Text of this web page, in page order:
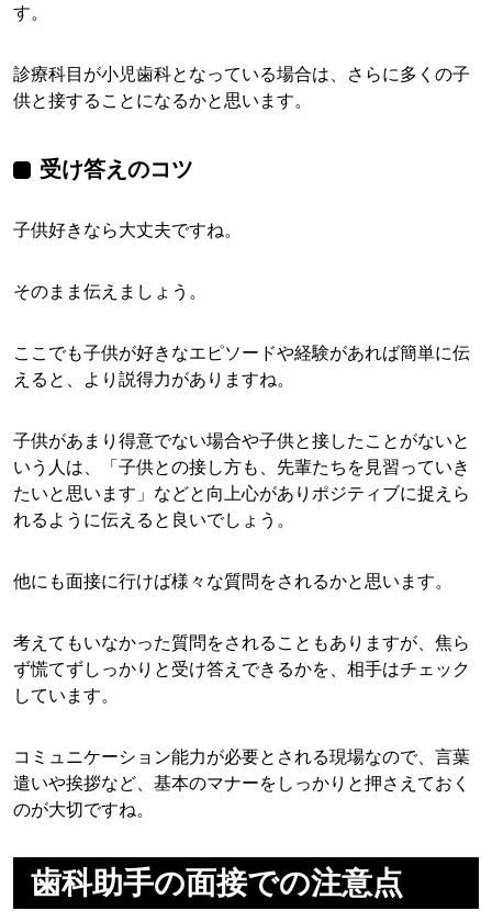
す。
診療科目が小児歯科となっている場合は、さらに多くの子
供と接することになるかと思います。
受け答えのコツ
子供好きなら大丈夫ですね。
そのまま伝えましょう。
ここでも子供が好きなエピソードや経験があれば簡単に伝
えると、より説得力がありますね。
子供があまり得意でない場合や子供と接したことがないと
いう人は、「子供との接し方も、先輩たちを見習っていき
たいと思います」などと向上心がありポジティブに捉えら
れるように伝えると良いでしょう。
他にも面接に行けば様々な質問をされるかと思います。
考えてもいなかった質問をされることもありますが、焦ら
ず慌てずしっかりと受け答えできるかを、相手はチェック
しています。
コミュニケーション能力が必要とされる現場なので、言葉
遣いや挨拶など、基本のマナーをしっかりと押さえておく
のが大切ですね。
歯科助手の面接での注意点